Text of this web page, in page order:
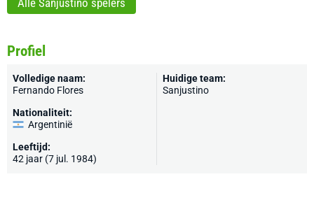
Alle Sanjustino spelers
Profiel
Volledige naam:
Fernando Flores
Nationaliteit:
Argentinië
Leeftijd:
42 jaar (7 jul. 1984)
Huidige team:
Sanjustino